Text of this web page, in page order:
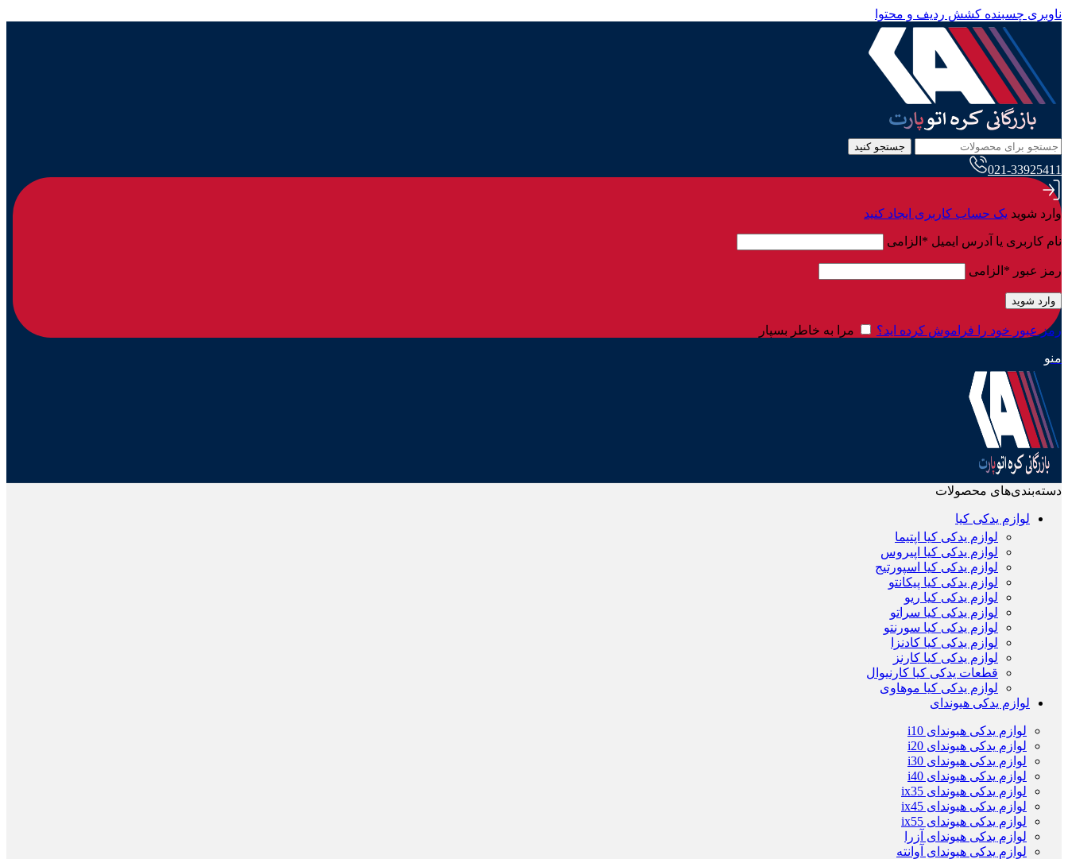
ناوبری چسبنده کشش ردیف و محتوا
جستجو کنید
021-33925411
وارد شوید یک حساب کاربری ایجاد کنید
نام کاربری یا آدرس ایمیل * الزامی
رمز عبور * الزامی
وارد شوید
رمز عبور خود را فراموش کرده اید؟ مرا به خاطر بسپار
منو
دسته‌بندی‌های محصولات
لوازم یدکی کیا
لوازم یدکی کیا اپتیما
لوازم یدکی کیا اپیروس
لوازم یدکی کیا اسپورتیج
لوازم یدکی کیا پیکانتو
لوازم یدکی کیا ریو
لوازم یدکی کیا سراتو
لوازم یدکی کیا سورنتو
لوازم یدکی کیا کادنزا
لوازم یدکی کیا کارنز
قطعات یدکی کیا کارنیوال
لوازم یدکی کیا موهاوی
لوازم یدکی هیوندای
لوازم یدکی هیوندای i10
لوازم یدکی هیوندای i20
لوازم یدکی هیوندای i30
لوازم یدکی هیوندای i40
لوازم یدکی هیوندای ix35
لوازم یدکی هیوندای ix45
لوازم یدکی هیوندای ix55
لوازم یدکی هیوندای آزرا
لوازم یدکی هیوندای آوانته